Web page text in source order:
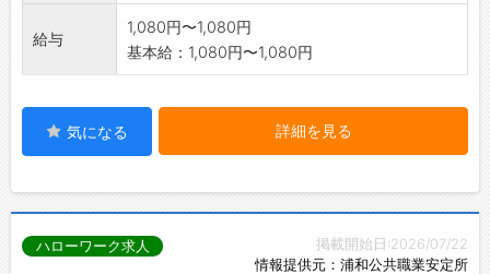
屋になります
採用後、業務内容の変更予定なし
給与
1,080円〜1,080円
基本給：1,080円〜1,080円
気になる 詳細を見る
掲載開始日:2026/07/22
情報提供元：浦和公共職業安定所
ハローワーク求人